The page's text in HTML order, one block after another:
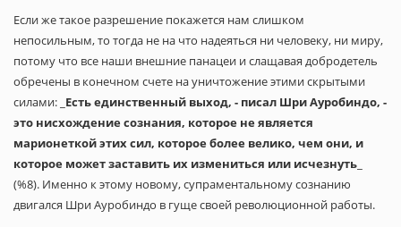
Если же такое разрешение покажется нам слишком
непосильным, то тогда не на что надеяться ни человеку, ни миру,
потому что все наши внешние панацеи и слащавая добродетель
обречены в конечном счете на уничтожение этими скрытыми
силами: _ Есть единственный выход, - писал Шри Ауробиндо, -
это нисхождение сознания, которое не является
марионеткой этих сил, которое более велико, чем они, и
которое может заставить их измениться или исчезнуть
(%8). Именно к этому новому, супраментальному сознанию
двигался Шри Ауробиндо в гуще своей революционной работы.